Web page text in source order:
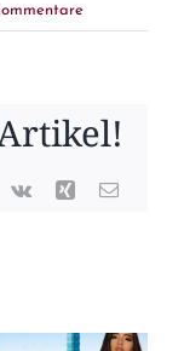
Vk Xing E-